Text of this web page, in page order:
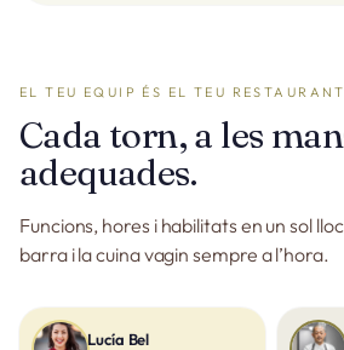
EL TEU EQUIP ÉS EL TEU RESTAURANT
Cada torn, a les
adequades.
Funcions, hores i habilitats en un sol
barra i la cuina vagin sempre a l’hora.
Lucía Bel